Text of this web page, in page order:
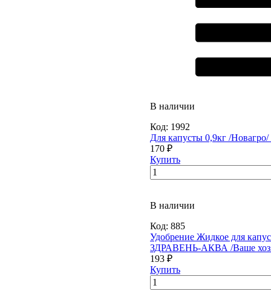
В наличии
Код: 1992
Для капусты 0,9кг /Новагро/
170 ₽
Купить
В наличии
Код: 885
Удобрение Жидкое для
ЗДРАВЕНЬ-АКВА /Ваше
193 ₽
Купить